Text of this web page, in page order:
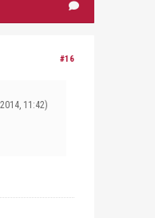
#16
11:42)